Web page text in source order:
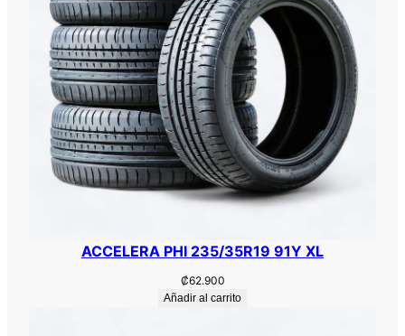
ACCELERA PHI 235/35R19 91Y XL
₡62.900
Añadir al carrito